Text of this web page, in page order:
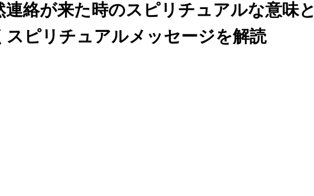
連絡が来た時のスピリチュアルな意味と
スピリチュアルメッセージを解読